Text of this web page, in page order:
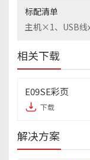
标配清单
主机×1、USB线
相关下载
E09SE彩页
下载
解决方案